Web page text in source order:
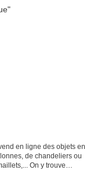
en ligne des objets en
de chandeliers ou
On y trouve